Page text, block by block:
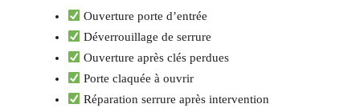
Ouverture porte d’entrée
Déverrouillage de serrure
Ouverture après clés perdues
Porte claquée à ouvrir
Réparation serrure après intervention